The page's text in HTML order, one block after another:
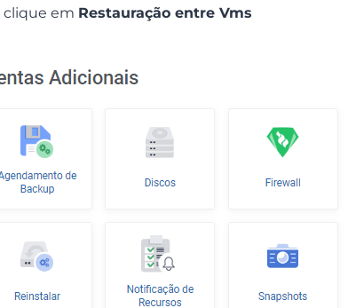
clique em Restauração entre Vms